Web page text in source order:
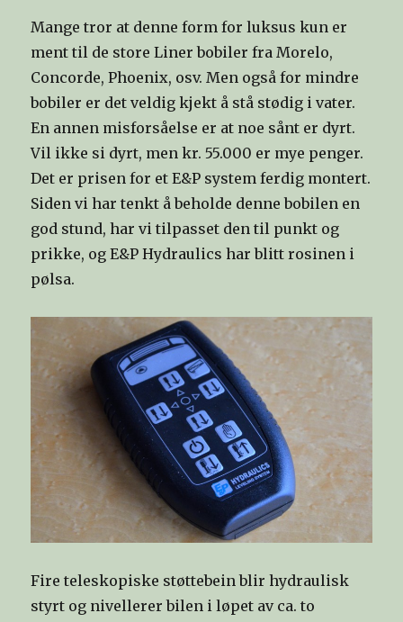
Mange tror at denne form for luksus kun er
ment til de store Liner bobiler fra Morelo,
Concorde, Phoenix, osv. Men også for mindre
bobiler er det veldig kjekt å stå stødig i vater.
En annen misforsåelse er at noe sånt er dyrt.
Vil ikke si dyrt, men kr. 55.000 er mye penger.
Det er prisen for et E&P system ferdig montert.
Siden vi har tenkt å beholde denne bobilen en
god stund, har vi tilpasset den til punkt og
prikke, og E&P Hydraulics har blitt rosinen i
pølsa.
Fire teleskopiske støttebein blir hydraulisk
styrt og nivellerer bilen i løpet av ca. to